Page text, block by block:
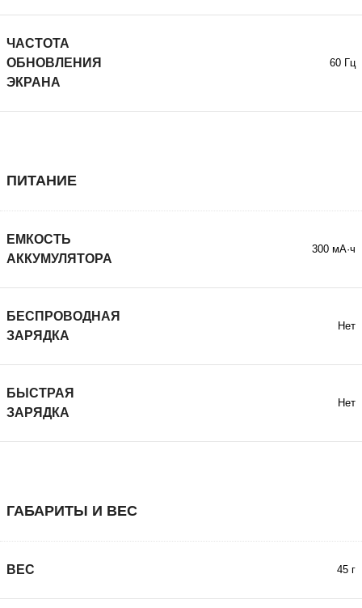
ЧАСТОТА
ОБНОВЛЕНИЯ
ЭКРАНА
60 Гц
ПИТАНИЕ
ЕМКОСТЬ
АККУМУЛЯТОРА
300 мА·ч
БЕСПРОВОДНАЯ
ЗАРЯДКА
Нет
БЫСТРАЯ
ЗАРЯДКА
Нет
ГАБАРИТЫ И ВЕС
ВЕС 45 г